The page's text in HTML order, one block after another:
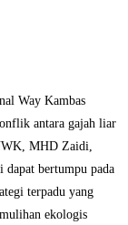
Way Kambas
antara gajah liar
MHD Zaidi,
bertumpu pada
terpadu yang
ekologis